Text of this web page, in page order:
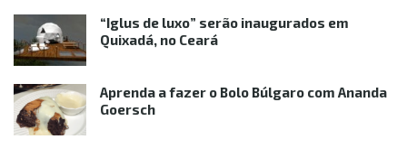
“Iglus de luxo” serão inaugurados em
Quixadá, no Ceará
Aprenda a fazer o Bolo Búlgaro com Ananda
Goersch